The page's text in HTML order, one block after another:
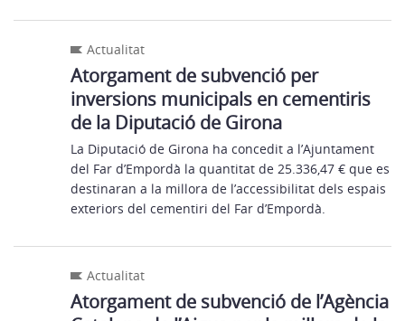
Actualitat
Atorgament de subvenció per
inversions municipals en cementiris
de la Diputació de Girona
La Diputació de Girona ha concedit a l’Ajuntament
del Far d’Empordà la quantitat de 25.336,47 € que es
destinaran a la millora de l’accessibilitat dels espais
exteriors del cementiri del Far d’Empordà.
Actualitat
Atorgament de subvenció de l’Agència